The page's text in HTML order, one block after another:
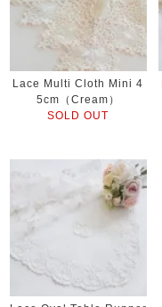
Lace Multi Cloth Mini 4
5cm（Cream）
SOLD OUT